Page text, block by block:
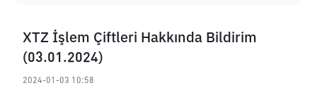
XTZ İşlem Çiftleri Hakkında Bildirim
(03.01.2024)
2024-01-03 10:58